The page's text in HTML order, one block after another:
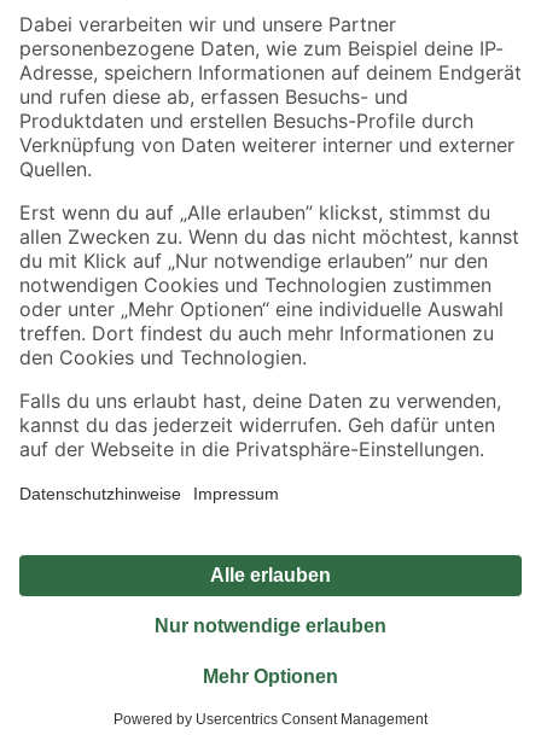
Zahlungsarten Versandarten
Sicher einkaufen
Jetzt die toom-App herunterladen
Alle Preisangaben in EUR inkl. gesetzl. MwSt.. Die dargestellten Angebote sind unter
Umständen nicht in allen Märkten verfügbar. Die angegebenen Verfügbarkeiten beziehen
Produkte nur solange der Vorrat reicht.
*Paketversand ab 59 € versandkostenfrei, gilt nicht für Artikel mit Speditionsversand, hier
Privatsphäre Impressum
Nutzungsbedingungen
Widerrufsrecht
Vertrag widerrufen
© 2026 toom Baumarkt GmbH